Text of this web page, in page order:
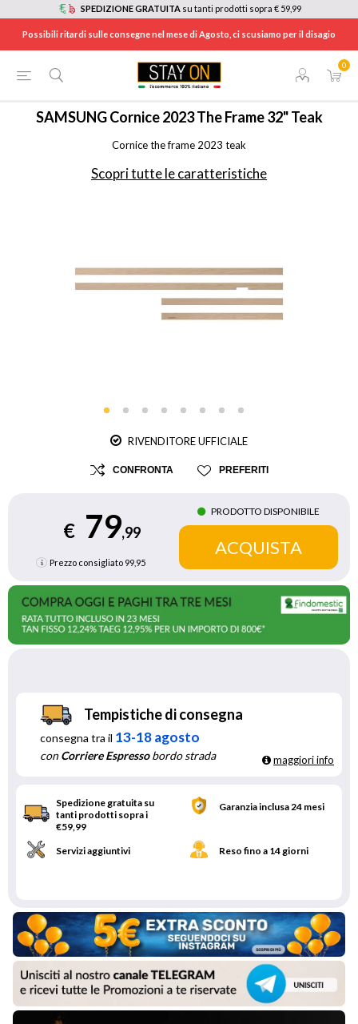
SPEDIZIONE GRATUITA su tanti prodotti sopra € 59,99
Possibili ritardi sulle consegne nel mese di Agosto, ci scusiamo per il disagio
0
HOME TV E HOME CINEMA / ACCESSORI TV VGSFC32TKB
SAMSUNG Cornice 2023 The Frame 32" Teak
Cornice the frame 2023 teak
Scopri tutte le caratteristiche
RIVENDITORE UFFICIALE
CONFRONTA PREFERITI
€ 79,99
Prezzo consigliato 99,95
PRODOTTO DISPONIBILE
Tempistiche di consegna
consegna tra il 13-18 agosto
conCorriere Espressobordo strada maggiori info
Spedizione gratuita su
tanti prodotti sopra i
€59,99
Garanzia inclusa 24 mesi
Servizi aggiuntivi Reso fino a 14 giorni